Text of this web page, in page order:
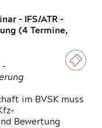
- IFS/ATR -
(4 Termine,
-
im BVSK muss
Bewertung